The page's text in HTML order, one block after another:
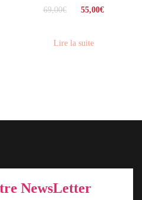
69,00€ 55,00€
Lire la suite
NewsLetter